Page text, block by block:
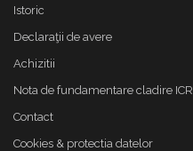
Istoric
Declaraţii de avere
Achizitii
Nota de fundamentare cladire ICR
Contact
Cookies & protectia datelor